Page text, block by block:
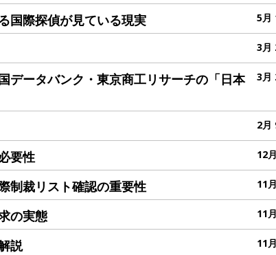
国際探偵が見ている現実 5月
3月
データバンク・東京商工リサーチの「日本
3月
2月
要性 12
制裁リスト確認の重要性 11
の実態 11
説 11